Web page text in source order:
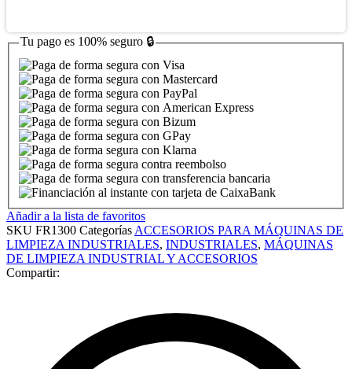
Tu pago es 100% seguro 🔒
Añadir a la lista de favoritos
SKU FR1300 Categorías ACCESORIOS PARA MÁQUINAS DE
LIMPIEZA INDUSTRIALES, INDUSTRIALES, MÁQUINAS
DE LIMPIEZA INDUSTRIAL Y ACCESORIOS
Compartir: